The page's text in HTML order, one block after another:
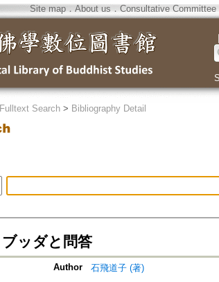
Site map．About us ． Consultative Committee
｜
Fulltext Search> Bibliography Detail
ブッダと問答
Author
石飛道子 (著)